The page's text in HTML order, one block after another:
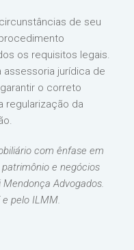
de seu
os requisitos legais.
jurídica de
o correto
regularização da
com ênfase em
e negócios
Advogados.
pelo ILMM.